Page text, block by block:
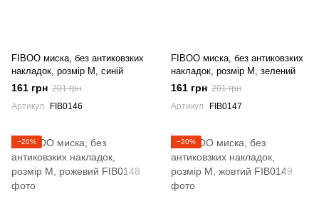
FIBOO миска, без антиковзких
накладок, розмір M, синій
161 грн 201 грн
Артикул
FIB0146
FIBOO миска, без антиковзких
накладок, розмір M, зелений
161 грн 201 грн
Артикул
FIB0147
−20% −20%